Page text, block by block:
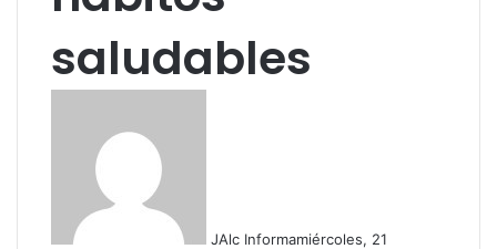
saludables
JAlc Informamiércoles, 21